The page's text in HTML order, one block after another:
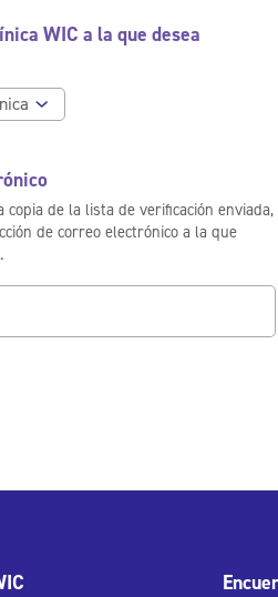
WIC a la que desea
copia de la lista de verificación enviada,
de correo electrónico a la que